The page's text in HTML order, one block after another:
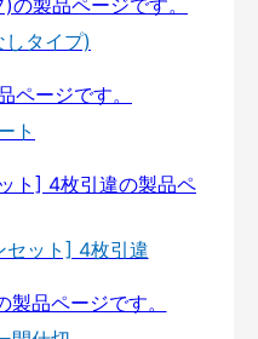
タイプ)
ト
セット] 4枚引違